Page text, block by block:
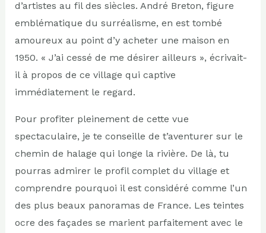
d’artistes au fil des siècles. André Breton, figure
emblématique du surréalisme, en est tombé
amoureux au point d’y acheter une maison en
1950. « J’ai cessé de me désirer ailleurs », écrivait-
il à propos de ce village qui captive
immédiatement le regard.
Pour profiter pleinement de cette vue
spectaculaire, je te conseille de t’aventurer sur le
chemin de halage qui longe la rivière. De là, tu
pourras admirer le profil complet du village et
comprendre pourquoi il est considéré comme l’un
des plus beaux panoramas de France. Les teintes
ocre des façades se marient parfaitement avec le